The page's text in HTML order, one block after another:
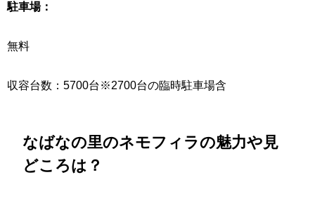
駐車場：
無料
収容台数：5700台※2700台の臨時駐車場含
なばなの里のネモフィラの魅力や見
どころは？